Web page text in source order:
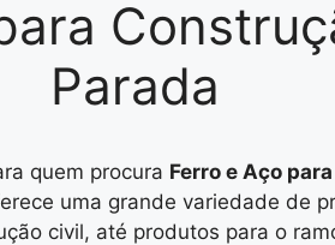
Parada
quem procura Ferro e Aço
uma grande variedade de
civil, até produtos para o